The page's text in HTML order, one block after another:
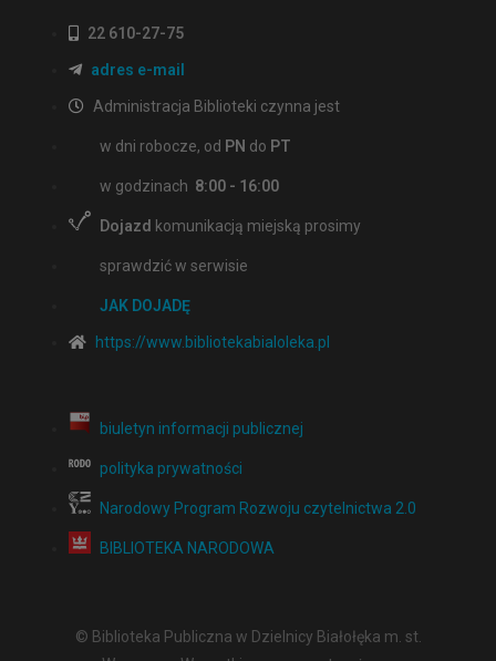
22 610-27-75
adres e-mail
Administracja Biblioteki czynna jest
w dni robocze, od PN do PT
w godzinach 8:00 - 16:00
Dojazd komunikacją miejską prosimy
sprawdzić w serwisie
JAK DOJADĘ
https://www.bibliotekabialoleka.pl
biuletyn informacji publicznej
polityka prywatności
Narodowy Program Rozwoju czytelnictwa 2.0
BIBLIOTEKA NARODOWA
© Biblioteka Publiczna w Dzielnicy Białołęka m. st.